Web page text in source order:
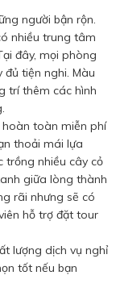
người bận rộn.
nhiều trung tâm
đây, mọi phòng
đủ tiện nghi. Màu
trí thêm các hình
hoàn toàn miễn phí
thoải mái lựa
trồng nhiều cây cỏ
giữa lòng thành
rãi nhưng sẽ có
hỗ trợ đặt tour
lượng dịch vụ nghỉ
tốt nếu bạn